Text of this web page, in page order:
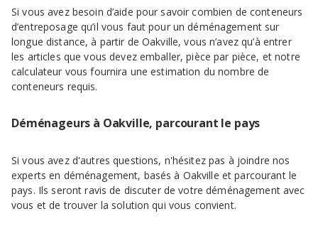
Si vous avez besoin d’aide pour savoir combien de conteneurs
d’entreposage qu’il vous faut pour un déménagement sur
longue distance, à partir de Oakville, vous n’avez qu’à entrer
les articles que vous devez emballer, pièce par pièce, et notre
calculateur vous fournira une estimation du nombre de
conteneurs requis.
Déménageurs à Oakville, parcourant le pays
Si vous avez d'autres questions, n'hésitez pas à joindre nos
experts en déménagement, basés à Oakville et parcourant le
pays. Ils seront ravis de discuter de votre déménagement avec
vous et de trouver la solution qui vous convient.